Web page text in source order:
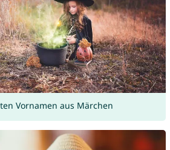
Vornamen aus Märchen